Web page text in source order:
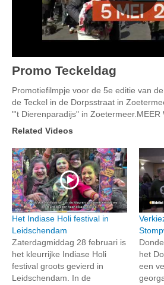
Promo Teckeldag
Promotiefilmpje voor de 5e editie van
de Teckel in de Dorpsstraat in
"'t Dierenparadijs" in Zoetermeer.MEER
Related Videos
Het Indiase Holi festival in
Leidschendam
Zaterdagmiddag 28 februari is
het kleurrijke Indiase Holi
festival groots gevierd in
Leidschendam. In de
het
een